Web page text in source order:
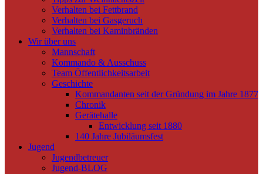
Verhalten bei Fettbrand
Verhalten bei Gasgeruch
Verhalten bei Kaminbränden
Wir über uns
Mannschaft
Kommando & Ausschuss
Team Öffentlichkeitsarbeit
Geschichte
Kommandanten seit der Gründung im Jahre 1877
Chronik
Gerätehalle
Entwicklung seit 1880
140 Jahre Jubiläumsfest
Jugend
Jugendbetreuer
Jugend-BLOG